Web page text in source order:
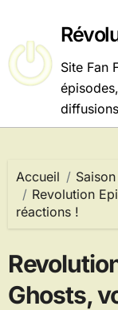
contenu
Site Fan
Accueil
Saison
Revolution
réactions !
Ghosts,